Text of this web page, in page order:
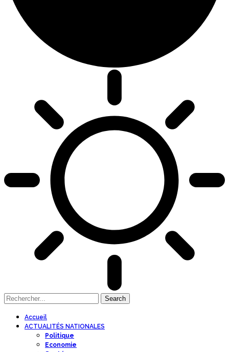
Accueil
ACTUALITÉS NATIONALES
Politique
Economie